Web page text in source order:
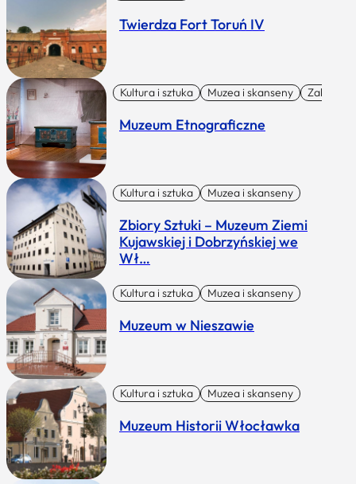
Twierdza Fort Toruń IV
Kultura i sztuka Muzea i skanseny Zabytki I
Muzeum Etnograficzne
Kultura i sztuka Muzea i skanseny
Zbiory Sztuki – Muzeum Ziemi
Kujawskiej i Dobrzyńskiej we
Wł…
Kultura i sztuka Muzea i skanseny
Muzeum w Nieszawie
Kultura i sztuka Muzea i skanseny
Muzeum Historii Włocławka